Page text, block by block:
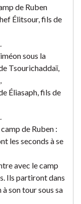
de Ruben
Élitsour, fils de
sous la
Tsourichaddaï,
Éliasaph, fils de
de Ruben :
les seconds à se
avec le camp
Ils partiront dans
à son tour sous sa